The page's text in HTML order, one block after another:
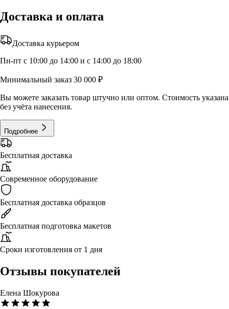
Доставка и оплата
Доставка курьером
Пн-пт с 10:00 до 14:00 и с 14:00 до 18:00
Минимальный заказ 30 000 ₽
Вы можете заказать товар штучно или оптом. Стоимость указана
без учёта нанесения.
Подробнее
Бесплатная доставка
Современное оборудование
Бесплатная доставка образцов
Бесплатная подготовка макетов
Сроки изготовления от 1 дня
Отзывы покупателей
Елена Шокурова